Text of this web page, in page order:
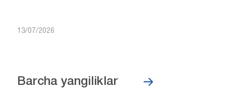
13/07/2026
Barcha yangiliklar